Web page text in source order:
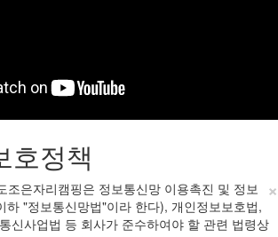
호정책
×
조은자리캠핑은 정보통신망 이용촉진 및 정보
하 "정보통신망법"이라 한다), 개인정보보호법,
신사업법 등 회사가 준수하여야 할 관련 법령상